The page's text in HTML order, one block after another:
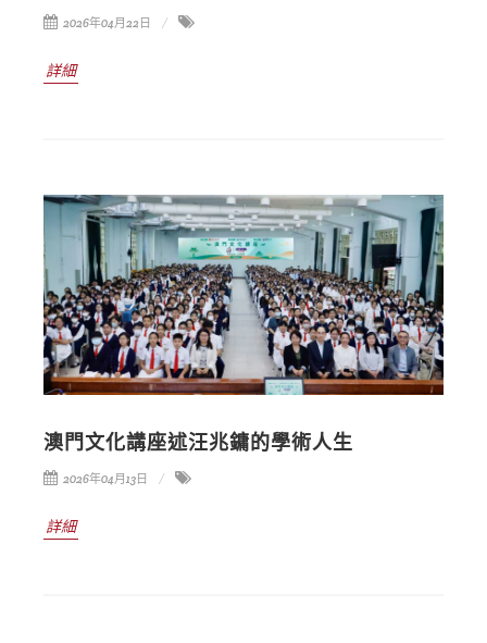
2026年04月22日
詳細
澳門文化講座述汪兆鏞的學術人生
2026年04月13日
詳細